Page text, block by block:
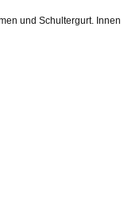
und Schultergurt. Innen